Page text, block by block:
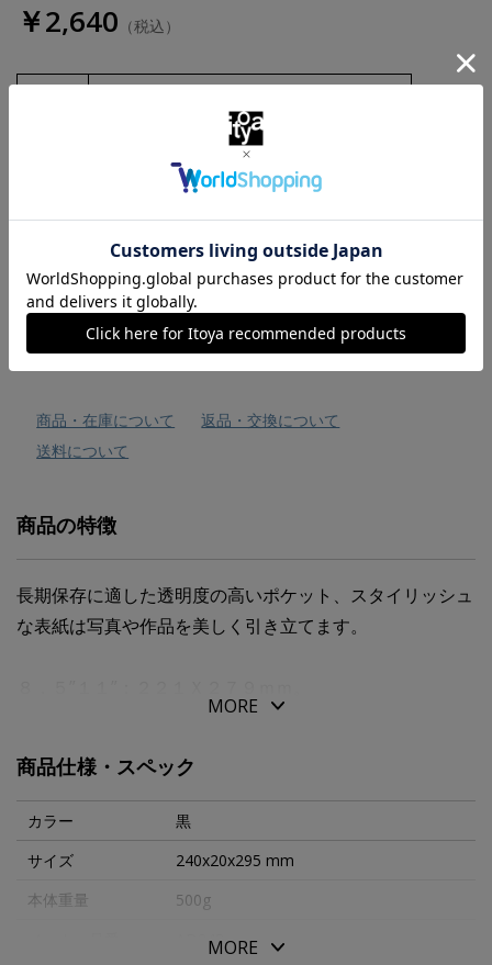
￥2,640 （税込）
お気に入りに追加
商品・在庫について
返品・交換について
送料について
商品の特徴
長期保存に適した透明度の高いポケット、スタイリッシュ
な表紙は写真や作品を美しく引き立てます。
対応用紙サイズ：レターサイズ〔２１６Ｘ２７９ｍｍ）。
MORE
商品仕様・スペック
カラー
黒
サイズ
240x20x295 mm
本体重量
500g
AD248MORE